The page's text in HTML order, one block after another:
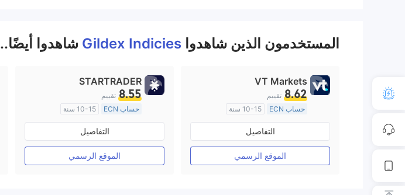
المستخدمون الذين شاهدوا Gildex Indicies شاهدوا أيضًا..
VT Markets
8.62 تقييم
حساب ECN
10-15 سنة
منظمة في أستراليا
صناعة السوق (MM)
رخصة كاملة ميتاتريدر ٤
التفاصيل
الموقع الرسمي
STARTRADER
8.55 تقييم
حساب ECN
10-15 سنة
منظمة في أستراليا
صناعة السوق (MM)
رخصة كاملة ميتاتريدر ٤
التفاصيل
الموقع الرسمي